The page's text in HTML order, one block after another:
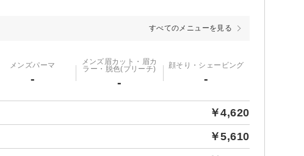
すべてのメニューを見る
メンズパーマ
-
メンズ眉カット・眉カ
ラー・脱色(ブリーチ)
-
顔そり・シェービング
-
￥4,620
￥5,610